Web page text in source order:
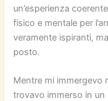
un’esperienza
fisico e mentale per
veramente ispiranti,
posto.
Mentre mi immergevo
trovavo immerso in un